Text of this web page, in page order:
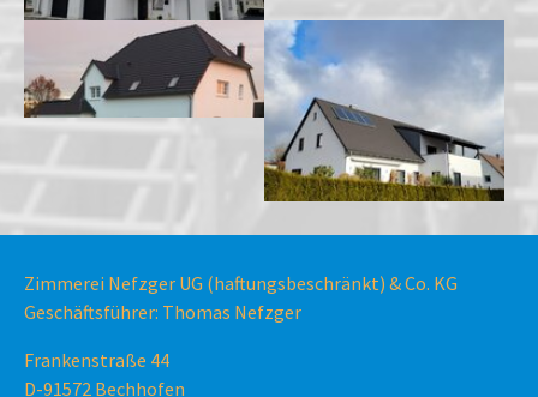
Zimmerei Nefzger UG (haftungsbeschränkt) & Co. KG
Geschäftsführer: Thomas Nefzger
Frankenstraße 44
D-91572 Bechhofen